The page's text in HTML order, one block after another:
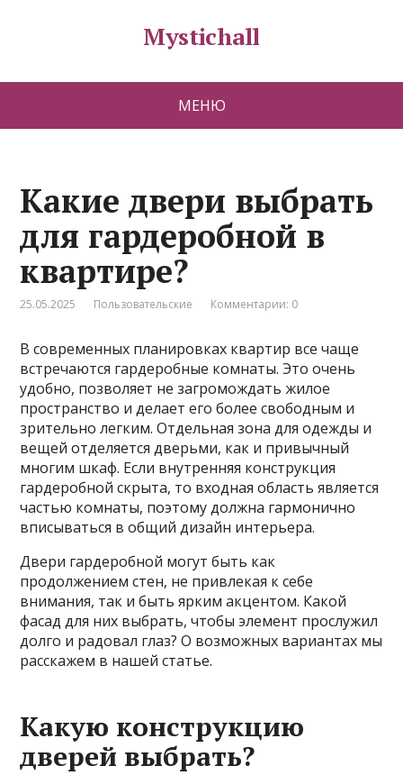
Mystichall
МЕНЮ
Какие двери выбрать
для гардеробной в
квартире?
25.05.2025 Пользовательские Комментарии: 0
В современных планировках квартир все чаще
встречаются гардеробные комнаты. Это очень
удобно, позволяет не загромождать жилое
пространство и делает его более свободным и
зрительно легким. Отдельная зона для одежды и
вещей отделяется дверьми, как и привычный
многим шкаф. Если внутренняя конструкция
гардеробной скрыта, то входная область является
частью комнаты, поэтому должна гармонично
вписываться в общий дизайн интерьера.
Двери гардеробной могут быть как
продолжением стен, не привлекая к себе
внимания, так и быть ярким акцентом. Какой
фасад для них выбрать, чтобы элемент прослужил
долго и радовал глаз? О возможных вариантах мы
расскажем в нашей статье.
Какую конструкцию
дверей выбрать?